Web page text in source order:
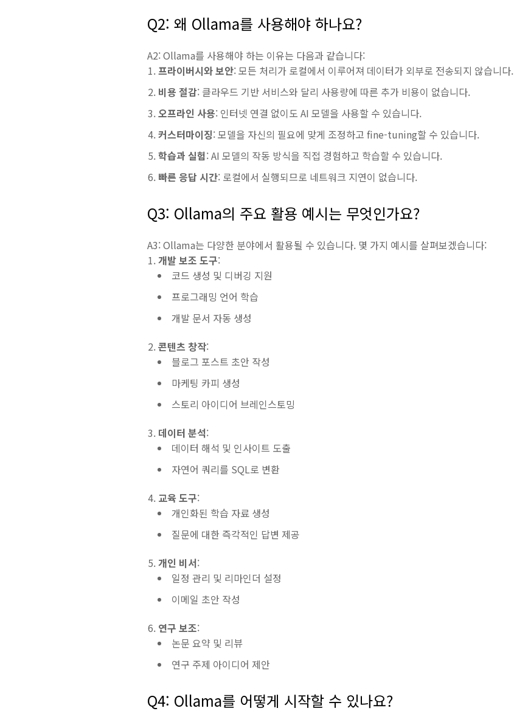
Q2: 왜 Ollama를 사용해야 하나요?
A2: Ollama를 사용해야 하는 이유는 다음과 같습니다:
프라이버시와 보안: 모든 처리가 로컬에서 이루어져 데이터가 외부로 전송되지 않습니다.
비용 절감: 클라우드 기반 서비스와 달리 사용량에 따른 추가 비용이 없습니다.
오프라인 사용: 인터넷 연결 없이도 AI 모델을 사용할 수 있습니다.
커스터마이징: 모델을 자신의 필요에 맞게 조정하고 fine-tuning할 수 있습니다.
학습과 실험: AI 모델의 작동 방식을 직접 경험하고 학습할 수 있습니다.
빠른 응답 시간: 로컬에서 실행되므로 네트워크 지연이 없습니다.
Q3: Ollama의 주요 활용 예시는 무엇인가요?
A3: Ollama는 다양한 분야에서 활용될 수 있습니다. 몇 가지 예시를 살펴보겠습니다:
개발 보조 도구:
코드 생성 및 디버깅 지원
프로그래밍 언어 학습
개발 문서 자동 생성
콘텐츠 창작:
블로그 포스트 초안 작성
마케팅 카피 생성
스토리 아이디어 브레인스토밍
데이터 분석:
데이터 해석 및 인사이트 도출
자연어 쿼리를 SQL로 변환
교육 도구:
개인화된 학습 자료 생성
질문에 대한 즉각적인 답변 제공
개인 비서:
일정 관리 및 리마인더 설정
이메일 초안 작성
연구 보조:
논문 요약 및 리뷰
연구 주제 아이디어 제안
Q4: Ollama를 어떻게 시작할 수 있나요?